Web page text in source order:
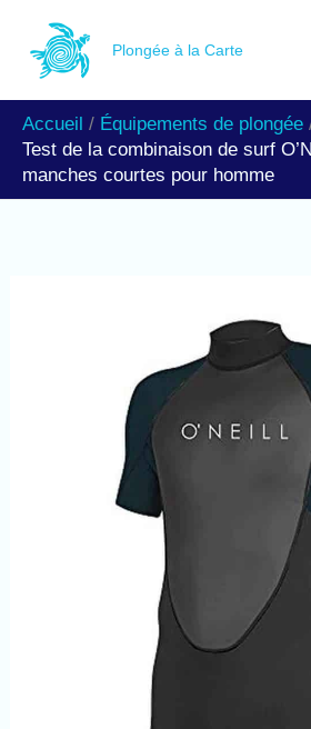
contenu
Plongée à la Carte
Accueil
Équipements de plongée
Test de la combinaison de surf
manches courtes pour homme
e
h
e
r